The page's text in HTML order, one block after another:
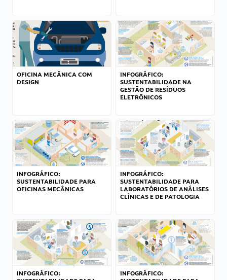
OFICINA MECÂNICA COM
DESIGN
INFOGRÁFICO:
SUSTENTABILIDADE NA
GESTÃO DE RESÍDUOS
ELETRÔNICOS
INFOGRÁFICO:
SUSTENTABILIDADE PARA
OFICINAS MECÂNICAS
INFOGRÁFICO:
SUSTENTABILIDADE PARA
LABORATÓRIOS DE ANÁLISES
CLÍNICAS E DE PATOLOGIA
INFOGRÁFICO:
INFOGRÁFICO: